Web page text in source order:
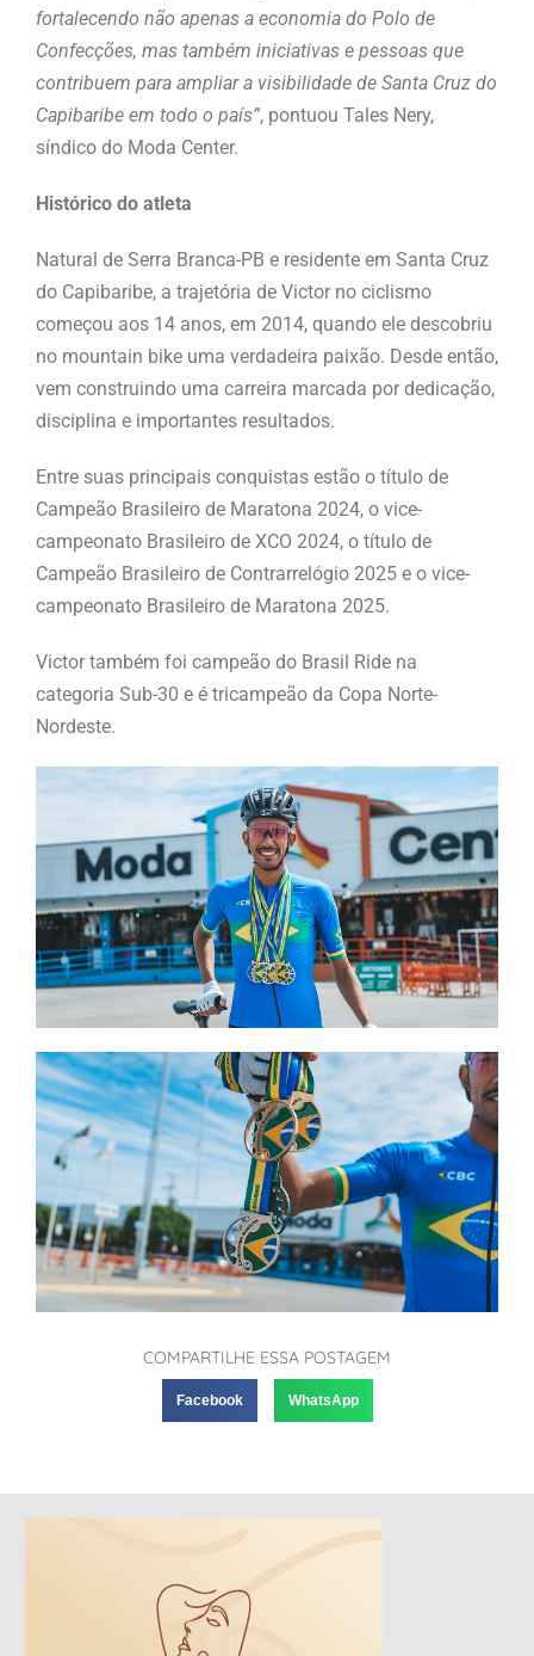
fortalecendo não apenas a economia do Polo de
Confecções, mas também iniciativas e pessoas que
contribuem para ampliar a visibilidade de Santa Cruz do
Capibaribe em todo o país”, pontuou Tales Nery,
síndico do Moda Center.
Histórico do atleta
Natural de Serra Branca-PB e residente em Santa Cruz
do Capibaribe, a trajetória de Victor no ciclismo
começou aos 14 anos, em 2014, quando ele descobriu
no mountain bike uma verdadeira paixão. Desde então,
vem construindo uma carreira marcada por dedicação,
disciplina e importantes resultados.
Entre suas principais conquistas estão o título de
Campeão Brasileiro de Maratona 2024, o vice-
campeonato Brasileiro de XCO 2024, o título de
Campeão Brasileiro de Contrarrelógio 2025 e o vice-
campeonato Brasileiro de Maratona 2025.
Victor também foi campeão do Brasil Ride na
categoria Sub-30 e é tricampeão da Copa Norte-
Nordeste.
COMPARTILHE ESSA POSTAGEM
Facebook WhatsApp